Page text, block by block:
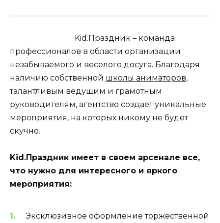
Kid.Праздник – команда
профессионалов в области организации
незабываемого и веселого досуга. Благодаря
наличию собственной школы аниматоров,
талантливым ведущим и грамотным
руководителям, агентство создает уникальные
мероприятия, на которых никому не будет
скучно.
Kid.Праздник имеет в своем арсенале все,
что нужно для интересного и яркого
мероприятия:
Эксклюзивное оформление торжественной